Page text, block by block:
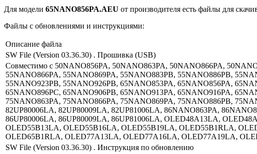
Для модели 65NANO856PA.AEU от производителя есть файлы для
Файлы с обновлениями и инструкциями:
Описание файла
SW File (Version 03.36.30) . Прошивка (USB)
Совместимо с 50NANO856PA, 50NANO863PA, 50NANO866PA,
55NANO866PA, 55NANO869PA, 55NANO883PB, 55NANO886PB,
55NANO923PB, 55NANO926PB, 65NANO853PA, 65NANO856PA,
65NANO896PC, 65NANO906PB, 65NANO913PA, 65NANO916PA,
75NANO863PA, 75NANO866PA, 75NANO869PA, 75NANO886PB,
82UP80006LA, 82UP80009LA, 82UP81006LA, 86NANO863PA,
86UP80006LA, 86UP80009LA, 86UP81006LA, OLED48A13LA,
OLED55B13LA, OLED55B16LA, OLED55B19LA, OLED55B1RLA,
OLED65B1RLA, OLED77A13LA, OLED77A16LA, OLED77A19LA,
SW File (Version 03.36.30) . Инструкция по обновлению